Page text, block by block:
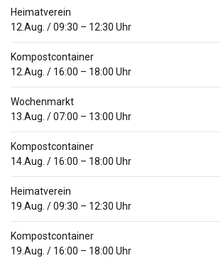
Heimatverein
12.Aug. /09:30 – 12:30 Uhr
Kompostcontainer
12.Aug. / 16:00 – 18:00 Uhr
Wochenmarkt
13.Aug. /07:00 – 13:00 Uhr
Kompostcontainer
14.Aug. / 16:00 – 18:00 Uhr
Heimatverein
19.Aug. /09:30 – 12:30 Uhr
Kompostcontainer
19.Aug. / 16:00 – 18:00 Uhr